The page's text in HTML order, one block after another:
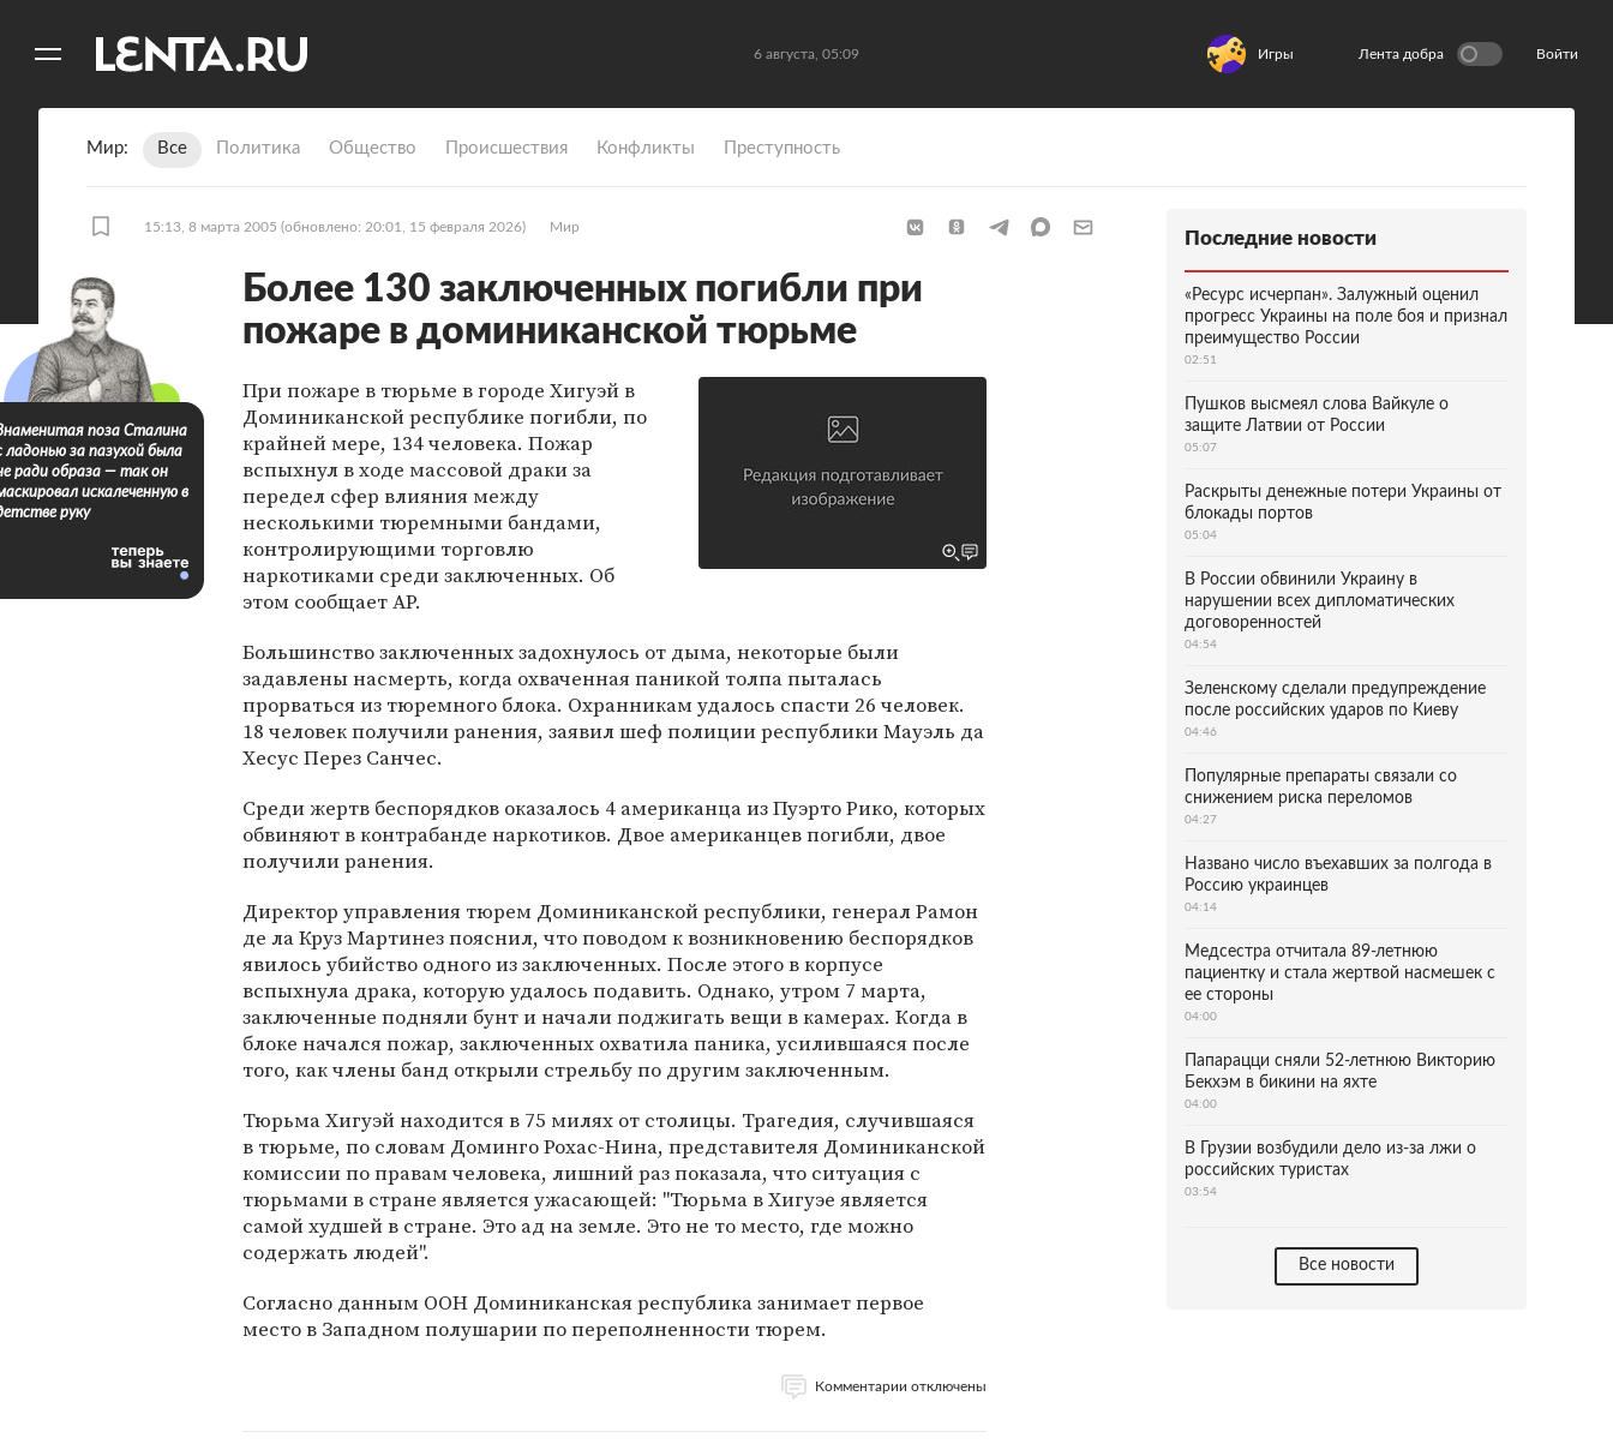
6 августа, 05:09 Игры Лента добра Войти
Мир Все Политика Общество Происшествия Конфликты Преступность
15:13, 8 марта 2005 (обновлено: 20:01, 15 февраля 2026) Мир
Более 130 заключенных погибли при
пожаре в доминиканской тюрьме
При пожаре в тюрьме в городе Хигуэй в
Доминиканской республике погибли, по
крайней мере, 134 человека. Пожар
вспыхнул в ходе массовой драки за
передел сфер влияния между
несколькими тюремными бандами,
контролирующими торговлю
наркотиками среди заключенных. Об
этом сообщает АР.
Большинство заключенных задохнулось от дыма, некоторые были
задавлены насмерть, когда охваченная паникой толпа пыталась
прорваться из тюремного блока. Охранникам удалось спасти 26 человек.
18 человек получили ранения, заявил шеф полиции республики Мауэль да
Хесус Перез Санчес.
Среди жертв беспорядков оказалось 4 американца из Пуэрто Рико, которых
обвиняют в контрабанде наркотиков. Двое американцев погибли, двое
получили ранения.
Директор управления тюрем Доминиканской республики, генерал Рамон
де ла Круз Мартинез пояснил, что поводом к возникновению беспорядков
явилось убийство одного из заключенных. После этого в корпусе
вспыхнула драка, которую удалось подавить. Однако, утром 7 марта,
заключенные подняли бунт и начали поджигать вещи в камерах. Когда в
блоке начался пожар, заключенных охватила паника, усилившаяся после
того, как члены банд открыли стрельбу по другим заключенным.
Тюрьма Хигуэй находится в 75 милях от столицы. Трагедия, случившаяся
в тюрьме, по словам Доминго Рохас-Нина, представителя Доминиканской
комиссии по правам человека, лишний раз показала, что ситуация с
тюрьмами в стране является ужасающей: "Тюрьма в Хигуэе является
самой худшей в стране. Это ад на земле. Это не то место, где можно
содержать людей".
Согласно данным ООН Доминиканская республика занимает первое
место в Западном полушарии по переполненности тюрем.
Комментарии отключены
поза Сталина
ладонью за пазухой была
ради образа — так он
искалеченную в
руку
Последние новости
«Ресурс исчерпан». Залужный оценил
прогресс Украины на поле боя и признал
преимущество России
02:51
Пушков высмеял слова Вайкуле о
защите Латвии от России
05:07
Раскрыты денежные потери Украины от
блокады портов
05:04
В России обвинили Украину в
нарушении всех дипломатических
договоренностей
04:54
Зеленскому сделали предупреждение
после российских ударов по Киеву
04:46
Популярные препараты связали со
снижением риска переломов
04:27
Названо число въехавших за полгода в
Россию украинцев
04:14
Медсестра отчитала 89-летнюю
пациентку и стала жертвой насмешек с
ее стороны
04:00
Папарацци сняли 52-летнюю Викторию
Бекхэм в бикини на яхте
04:00
В Грузии возбудили дело из-за лжи о
российских туристах
03:54
Все новости